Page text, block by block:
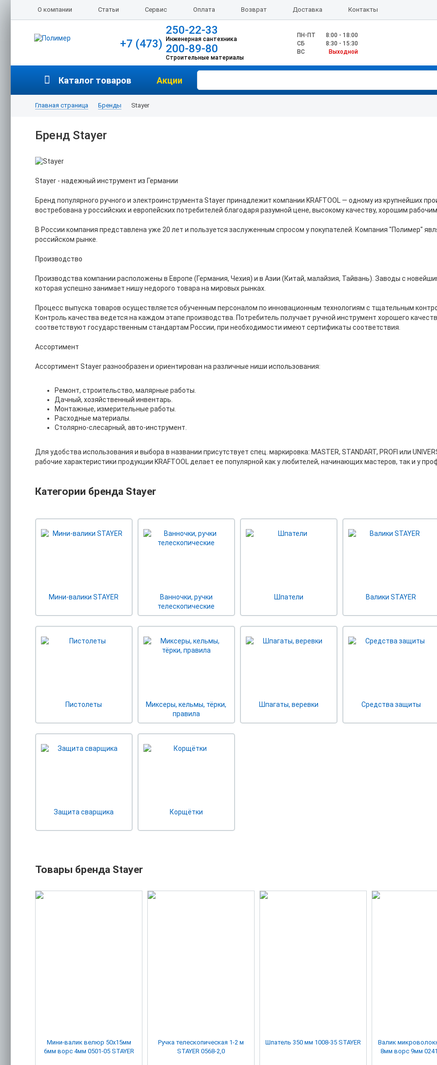
О компании Статьи Сервис Оплата Возврат Доставка Контакты
+7 (473)
250-22-33
Инженерная сантехника
200-89-80
Строительные материалы
ПН-ПТ
8:00 - 18:00
CБ
8:30 - 15:30
ВС
Выходной
Каталог товаров Акции
Главная страница Бренды Stayer
Бренд Stayer
Stayer - надежный инструмент из Германии
Бренд популярного ручного и электроинструмента Stayer принадлежит компании KRAFTOOL — одному из крупнейших
востребована у российских и европейских потребителей благодаря разумной цене, высокому качеству, хорошим
В России компания представлена уже 20 лет и пользуется заслуженным спросом у покупателей. Компания "Полимер"
российском рынке.
Производство
Производства компании расположены в Европе (Германия, Чехия) и в Азии (Китай, малайзия, Тайвань). Заводы с
которая успешно занимает нишу недорого товара на мировых рынках.
Процесс выпуска товаров осуществляется обученным персоналом по инновационным технологиям с тщательным
Контроль качества ведется на каждом этапе производства. Потребитель получает ручной инструмент хорошего
соответствуют государственным стандартам России, при необходимости имеют сертификаты соответствия.
Ассортимент
Ассортимент Stayer разнообразен и ориентирован на различные ниши использования:
Ремонт, строительство, малярные работы.
Дачный, хозяйственный инвентарь.
Монтажные, измерительные работы.
Расходные материалы.
Столярно-слесарный, авто-инструмент.
Для удобства использования и выбора в названии присутствует спец. маркировка: MASTER, STANDART, PROFI или
рабочие характеристики продукции KRAFTOOL делает ее популярной как у любителей, начинающих мастеров, так и у
Категории бренда Stayer
Мини-валики STAYER
Ванночки, ручки
телескопические
Шпатели Валики STAYER
Пистолеты
Миксеры, кельмы, тёрки,
правила
Шпагаты, веревки Средства защиты
Защита сварщика Корщётки
Товары бренда Stayer
Мини-валик велюр 50х15мм
6мм ворс 4мм 0501-05 STAYER
Ручка телескопическая 1-2 м
STAYER 0568-2,0
Шпатель 350 мм 1008-35 STAYER
Валик
8мм ворс 9мм